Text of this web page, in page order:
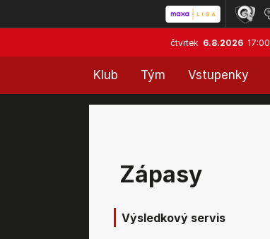
čtvrtek 6.8.2026 17:00
Klub Tým Vstupenky
Zápasy
Výsledkový servis